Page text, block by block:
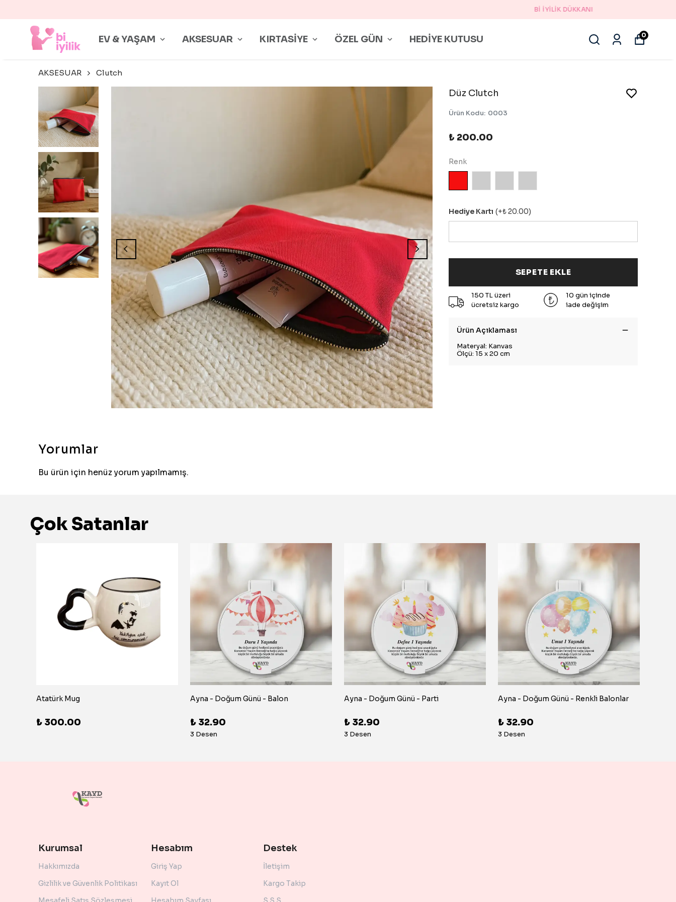
EV & YAŞAM AKSESUAR KIRTASİYE ÖZEL GÜN HEDİYE KUTUSU 0
AKSESUAR Clutch
Düz Clutch
Ürün Kodu: 0003
₺ 200.00
Renk
Hediye Kartı (+₺ 20.00)
SEPETE EKLE
150 TL üzeri
ücretsiz kargo
10 gün içinde
iade değişim
Ürün Açıklaması
Materyal: Kanvas
Ölçü: 15 x 20 cm
Yorumlar
Bu ürün için henüz yorum yapılmamış.
Çok Satanlar
Atatürk Mug
₺ 300.00
Ayna - Doğum Günü - Balon
₺ 32.90
3 Desen
Ayna - Doğum Günü - Parti
₺ 32.90
3 Desen
Ayna - Doğum Günü - Renkli Balonlar
₺ 32.90
3 Desen
Kurumsal
Hakkımızda
Gizlilik ve Güvenlik Politikası
Hesabım
Giriş Yap
Kayıt Ol
Destek
İletişim
Kargo Takip